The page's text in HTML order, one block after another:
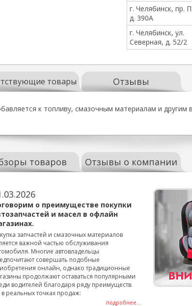
г. Челябинск, пр.
д. 390А
г. Челябинск, ул.
Северная, д. 52/2
товары Отзывы
к топливу, смазочным материалам и другим
товаров Отзывы о компании
о преимуществе покупки
и масел в офлайн
запчастей и смазочных материалов
важной частью обслуживания
Многие автовладельцы
совершать подобные
онлайн, однако традиционные
продолжают оставаться популярными
водителей благодаря ряду преимуществ.
реальных точках продаж:
подробнее...